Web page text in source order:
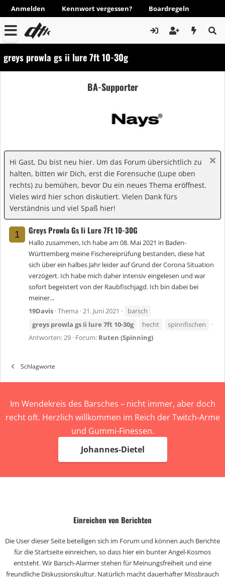
Anmelden Kennwort vergessen? Boardregeln
greys prowla gs ii lure 7ft 10-30g
BA-Supporter
Hi Gast, Du bist neu hier. Um das Forum übersichtlich zu
halten, bitten wir Dich, erst die Forensuche (Lupe oben
rechts) zu bemühen, bevor Du ein neues Thema eröffnest.
Vieles wird hier schon diskutiert. Vielen Dank fürs
Verständnis und viel Spaß hier!
1 Greys Prowla Gs Ii Lure 7Ft 10-30G
Hallo zusammen, Ich habe am 08. Mai 2021 in Baden-
Württemberg meine Fischereiprüfung bestanden, diese hat
sich über ein halbes Jahr leider auf Grund der Corona Situation
verzögert. Ich habe mich daher intensiv eingelesen und war
sofort begeistert von der Raubfischjagd. Ich bin dabei bei
meiner...
19Davis Thema 21. Juni 2021
barsch
greys prowla gs ii lure 7ft 10-30g hecht
spinnfischen
Antworten: 29 Forum: Ruten (Spinning)
Schlagworte
Im Wendekreis des Barsches – nicht immer, aber doch
recht oft. Herzlich willkommen im Reich der Twitch-Arme
und Gummi-Finessen.
Johannes-Dietel
Einreichen von Berichten
Die User dieser Seite beteiligen sich im Forum und können auch Berichte
für die Startseite einreichen, so dass hier ein bunter Angel-Kosmos
entsteht. Wir Barsch-Alarmer stehen für Meinungsfreiheit und eine
freundliche Diskussionskultur. Natürlich macht dauerhafter Missbrauch